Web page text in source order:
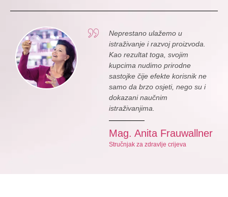
Neprestano ulažemo u
istraživanje i razvoj proizvoda.
Kao rezultat toga, svojim
kupcima nudimo prirodne
sastojke čije efekte korisnik ne
samo da brzo osjeti, nego su i
dokazani naučnim
istraživanjima.
Mag. Anita Frauwallner
Stručnjak za zdravlje crijeva